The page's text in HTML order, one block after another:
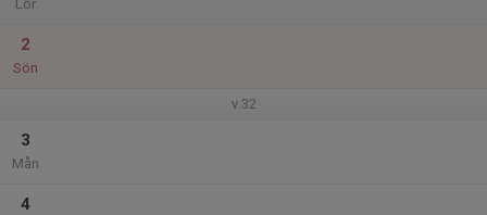
Lör
2
Sön
v.32
3
Mån
4